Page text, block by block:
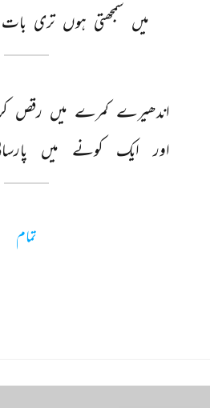
میں
سمجھتی ہوں تری بات
اندھیرے کمرے میں رقص
اور ایک کونے میں
تمام